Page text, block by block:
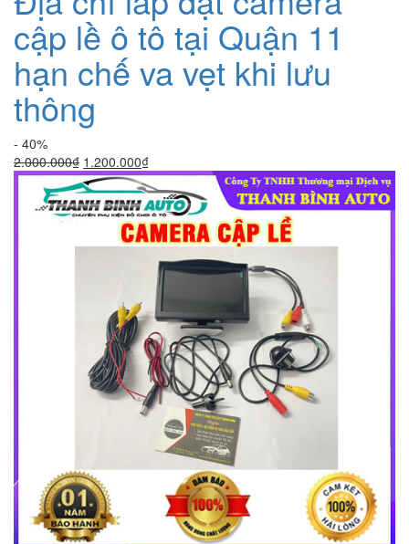
cập lề ô tô tại Quận 11
hạn chế va vẹt khi lưu
thông
- 40%
2.000.000₫ Giá
gốc
là:
2.000.000₫.
1.200.000₫Giá
hiện
tại
là:
1.200.000₫.